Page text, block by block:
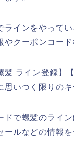
ラインをやって
やクーポンコー
髪 ライン登録】
思いつく限りの
ドで螺髪のライ
ールなどの情報